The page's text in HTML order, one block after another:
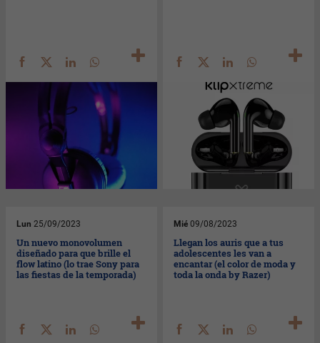
Lun 25/09/2023
Un nuevo monovolumen
diseñado para que brille el
flow latino (lo trae Sony para
las fiestas de la temporada)
Mié 09/08/2023
Llegan los auris que a tus
adolescentes les van a
encantar (el color de moda y
toda la onda by Razer)